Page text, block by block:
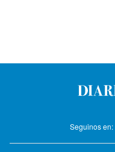
Seguinos en: